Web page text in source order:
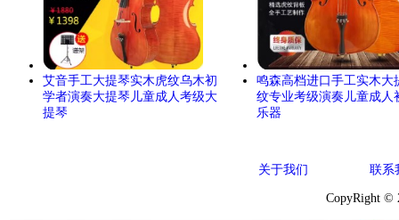
艾音手工大提琴实木虎纹乌木初
学者演奏大提琴儿童成人考级大
提琴
鸣森高档进口手工实木大
纹专业考级演奏儿童成人
乐器
关于我们 联系
CopyRight ©